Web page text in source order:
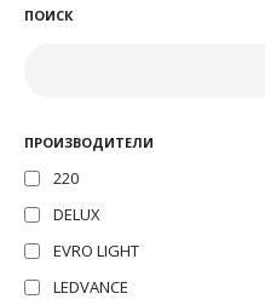
ПОИСК
ПРОИЗВОДИТЕЛИ
220
DELUX
EVRO LIGHT
LEDVANCE